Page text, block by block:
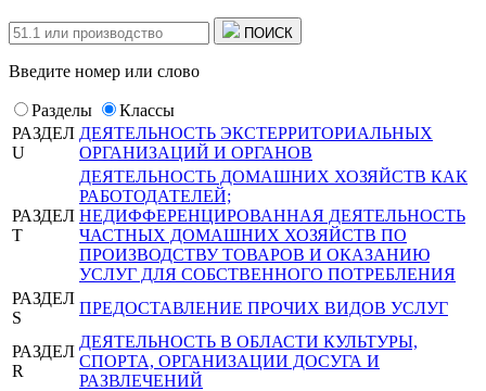
ПОИСК
Введите номер или слово
Разделы
Классы
РАЗДЕЛ
U
ДЕЯТЕЛЬНОСТЬ ЭКСТЕРРИТОРИАЛЬНЫХ
ОРГАНИЗАЦИЙ И ОРГАНОВ
РАЗДЕЛ
T
ДЕЯТЕЛЬНОСТЬ ДОМАШНИХ ХОЗЯЙСТВ КАК
РАБОТОДАТЕЛЕЙ;
НЕДИФФЕРЕНЦИРОВАННАЯ ДЕЯТЕЛЬНОСТЬ
ЧАСТНЫХ ДОМАШНИХ ХОЗЯЙСТВ ПО
ПРОИЗВОДСТВУ ТОВАРОВ И ОКАЗАНИЮ
УСЛУГ ДЛЯ СОБСТВЕННОГО ПОТРЕБЛЕНИЯ
РАЗДЕЛ
S
ПРЕДОСТАВЛЕНИЕ ПРОЧИХ ВИДОВ УСЛУГ
РАЗДЕЛ
R
ДЕЯТЕЛЬНОСТЬ В ОБЛАСТИ КУЛЬТУРЫ,
СПОРТА, ОРГАНИЗАЦИИ ДОСУГА И
РАЗВЛЕЧЕНИЙ